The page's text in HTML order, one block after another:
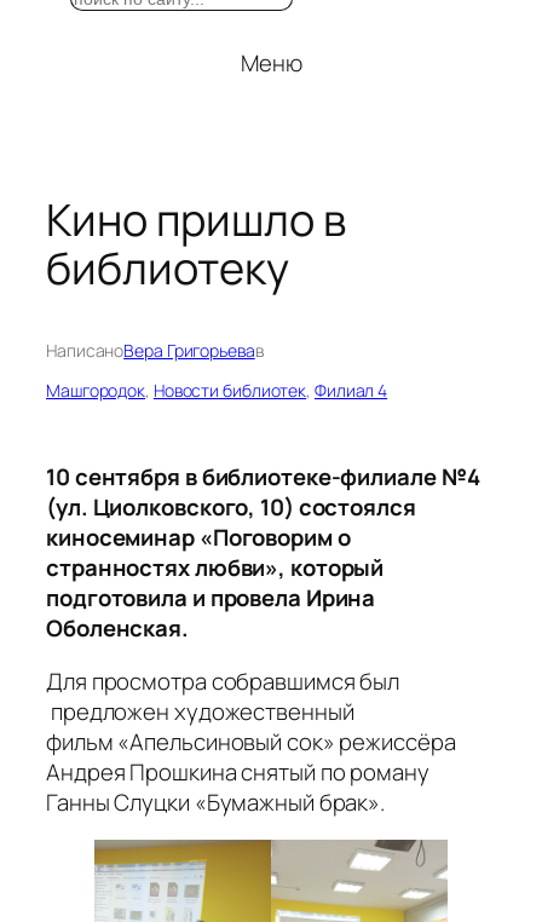
Меню
Кино пришло в
библиотеку
НаписаноВера Григорьевав
Машгородок, Новости библиотек, Филиал 4
10 сентября в библиотеке-филиале №4
(ул. Циолковского, 10) состоялся
киносеминар «Поговорим о
странностях любви», который
подготовила и провела Ирина
Оболенская.
Для просмотра собравшимся был
предложен художественный
фильм «Апельсиновый сок» режиссёра
Андрея Прошкина снятый по роману
Ганны Слуцки «Бумажный брак».